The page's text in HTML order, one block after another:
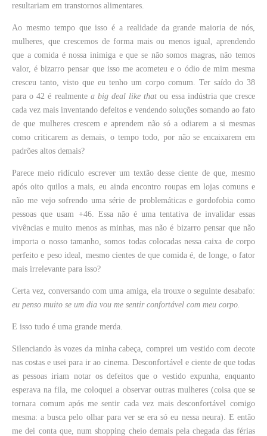
resultariam em transtornos alimentares.
Ao mesmo tempo que isso é a realidade da grande maioria de nós,
mulheres, que crescemos de forma mais ou menos igual, aprendendo
que a comida é nossa inimiga e que se não somos magras, não temos
valor, é bizarro pensar que isso me acometeu e o ódio de mim mesma
cresceu tanto, visto que eu tenho um corpo comum. Ter saído do 38
para o 42 é realmente a big deal like that ou essa indústria que cresce
cada vez mais inventando defeitos e vendendo soluções somando ao fato
de que mulheres crescem e aprendem não só a odiarem a si mesmas
como criticarem as demais, o tempo todo, por não se encaixarem em
padrões altos demais?
Parece meio ridículo escrever um textão desse ciente de que, mesmo
após oito quilos a mais, eu ainda encontro roupas em lojas comuns e
não me vejo sofrendo uma série de problemáticas e gordofobia como
pessoas que usam +46. Essa não é uma tentativa de invalidar essas
vivências e muito menos as minhas, mas não é bizarro pensar que não
importa o nosso tamanho, somos todas colocadas nessa caixa de corpo
perfeito e peso ideal, mesmo cientes de que comida é, de longe, o fator
mais irrelevante para isso?
Certa vez, conversando com uma amiga, ela trouxe o seguinte desabafo:
eu penso muito se um dia vou me sentir confortável com meu corpo.
E isso tudo é uma grande merda.
Silenciando às vozes da minha cabeça, comprei um vestido com decote
nas costas e usei para ir ao cinema. Desconfortável e ciente de que todas
as pessoas iriam notar os defeitos que o vestido expunha, enquanto
esperava na fila, me coloquei a observar outras mulheres (coisa que se
tornara comum após me sentir cada vez mais desconfortável comigo
mesma: a busca pelo olhar para ver se era só eu nessa neura). E então
me dei conta que, num shopping cheio demais pela chegada das férias